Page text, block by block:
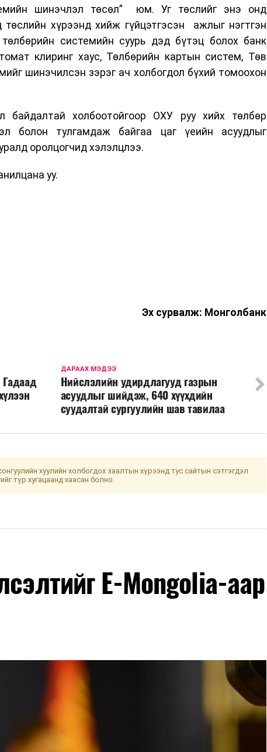
шинэчлэл төсөл” юм. Уг төслийг энэ онд
төслийн хүрээнд хийж гүйцэтгэсэн ажлыг нэгтгэн
системийн суурь дэд бүтэц болох банк
клиринг хаус, Төлбөрийн картын систем, Төв
шинэчилсэн зэрэг ач холбогдол бүхий томоохон
байдалтай холбоотойгоор ОХУ руу хийх төлбөр
болон тулгамдаж байгаа цаг үеийн асуудлыг
оролцогчид хэлэлцлээ.
уу.
Эх сурвалж: Монголбанк
ДАРААХ МЭДЭЭ
Нийслэлийн удирдлагууд газрын
асуудлыг шийдэж, 640 хүүхдийн
суудалтай сургуулийн шав тавилаа
хуулийн холбогдох заалтын хүрээнд тус сайтын сэтгэгдэл
түр хугацаанд хаасан болно.
E-Mongolia-аар